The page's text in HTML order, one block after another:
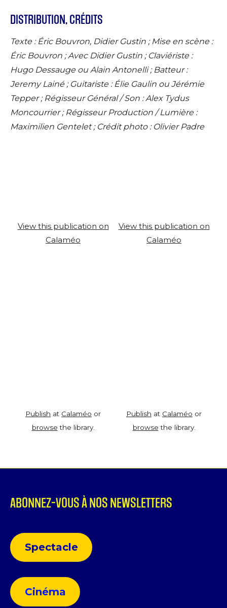
DISTRIBUTION, CRÉDITS
Texte : Éric Bouvron, Didier Gustin ; Mise en scène :
Éric Bouvron ; Avec Didier Gustin ; Claviériste :
Hugo Dessauge ou Alain Antonelli ; Batteur :
Jeremy Lainé ; Guitariste : Élie Gaulin ou Jérémie
Tepper ; Régisseur Général / Son : Alex Tydus
Moncourrier ; Régisseur Production / Lumière :
Maximilien Gentelet ; Crédit photo : Olivier Padre
View this publication on
Calaméo
Publish at Calaméo or
browse the library.
View this publication on
Calaméo
Publish at Calaméo or
browse the library.
ABONNEZ-VOUS À NOS NEWSLETTERS
Spectacle
Cinéma